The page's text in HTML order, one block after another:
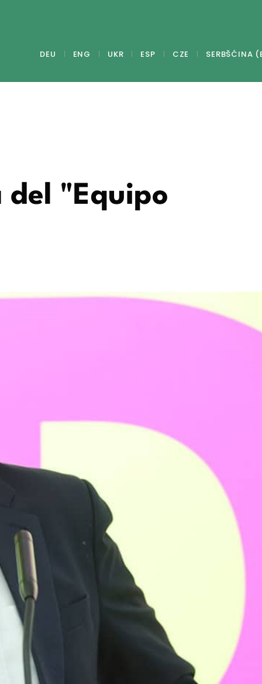
DEU ENG UKR ESP CZE SERBŠĆINA
del "Equipo